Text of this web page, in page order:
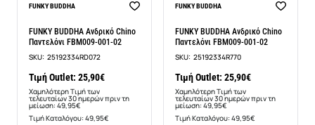
-48%
FUNKY BUDDHA
FUNKY BUDDHA Ανδρικό Chino
Παντελόνι FBM009-001-02
SKU: 25192334RD072
Τιμή Outlet: 25,90€
Χαμηλότερη Τιμή των
τελευταίων 30 ημερών πριν τη
μείωση: 49,95€
Τιμή Καταλόγου: 49,95€
-48%
FUNKY BUDDHA
FUNKY BUDDHA Ανδρικό Chino
Παντελόνι FBM009-001-02
SKU: 25192334R770
Τιμή Outlet: 25,90€
Χαμηλότερη Τιμή των
τελευταίων 30 ημερών πριν τη
μείωση: 49,95€
Τιμή Καταλόγου: 49,95€